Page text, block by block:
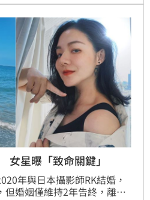
星曝「致命關鍵」
年與日本攝影師RK結婚，
但婚姻僅維持2年告終，離婚